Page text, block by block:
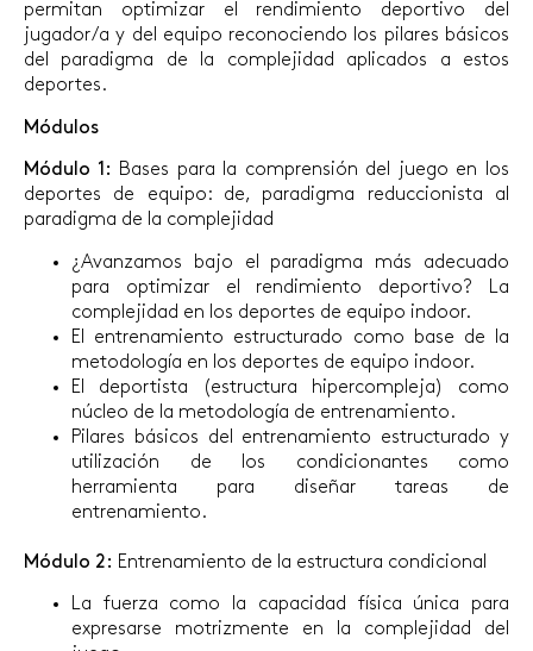
permitan optimizar el rendimiento deportivo del
jugador/a y del equipo reconociendo los pilares básicos
del paradigma de la complejidad aplicados a estos
deportes.
Módulos
Módulo 1: Bases para la comprensión del juego en los
deportes de equipo: de, paradigma reduccionista al
paradigma de la complejidad
¿Avanzamos bajo el paradigma más adecuado
para optimizar el rendimiento deportivo? La
complejidad en los deportes de equipo indoor.
El entrenamiento estructurado como base de la
metodología en los deportes de equipo indoor.
El deportista (estructura hipercompleja) como
núcleo de la metodología de entrenamiento.
Pilares básicos del entrenamiento estructurado y
utilización de los condicionantes como
herramienta para diseñar tareas de
entrenamiento.
Módulo 2: Entrenamiento de la estructura condicional
La fuerza como la capacidad física única para
expresarse motrizmente en la complejidad del